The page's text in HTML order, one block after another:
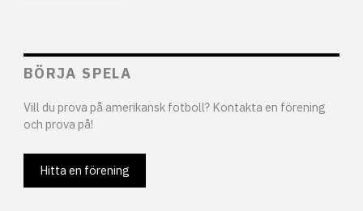
BÖRJA SPELA
Vill du prova på amerikansk fotboll? Kontakta en förening
och prova på!
Hitta en förening